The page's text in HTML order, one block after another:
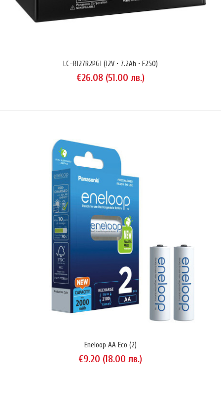
NCR18500A • 3.8A • 2040 mAh
капацитет 2040 mAh. Изпълнение тип 'flat top' (равна площадка на
продукт не е предназначен за употреба във фенери. Технически
параметри на батерията: Тип: ци..
LC-R127R2PG1 (12V • 7.2Ah • F250)
€26.08 (51.00 лв.)
Eneloop AA Eco (2)
€9.20 (18.00 лв.)